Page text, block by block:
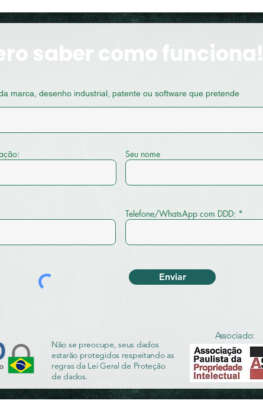
saber como funciona!
marca, desenho industrial, patente ou software que pretende
Seu nome
Telefone/WhatsApp com DDD:
Enviar
Não se preocupe, seus dados
estarão protegidos respeitando as
regras da Lei Geral de Proteção
de dados.
Associado: